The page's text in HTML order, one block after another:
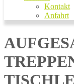
Kontakt
Anfahrt